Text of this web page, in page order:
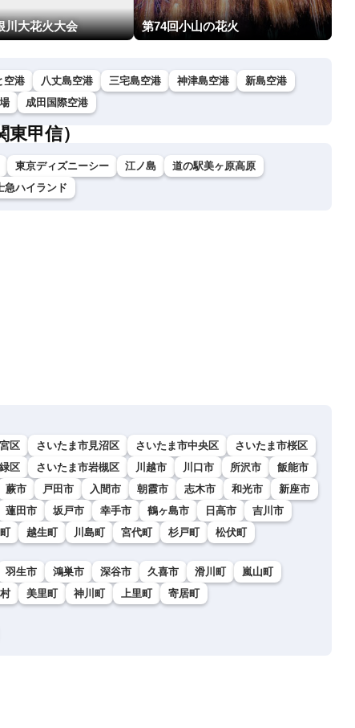
川大花火大会 第74回小山の花火
空港 八丈島空港 三宅島空港 神津島空港
新島空港
成田国際空港
甲信）
東京ディズニーシー 江ノ島
道の駅美ヶ原高原
急ハイランド
区 さいたま市見沼区 さいたま市中央区
さいたま市桜区
区 さいたま市岩槻区 川越市 川口市 所沢市
飯能市
蕨市 戸田市 入間市 朝霞市 志木市 和光市
新座市
蓮田市 坂戸市 幸手市 鶴ヶ島市 日高市
吉川市
越生町 川島町 宮代町 杉戸町 松伏町
羽生市 鴻巣市 深谷市 久喜市 滑川町
嵐山町
美里町 神川町 上里町 寄居町